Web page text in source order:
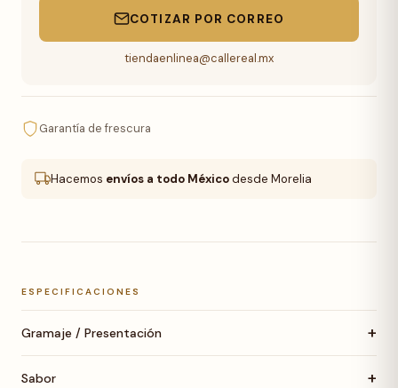
COTIZAR POR CORREO
tiendaenlinea@callereal.mx
Garantía de frescura
Hacemos envíos a todo Méxicodesde Morelia
ESPECIFICACIONES
Gramaje / Presentación +
Sabor +